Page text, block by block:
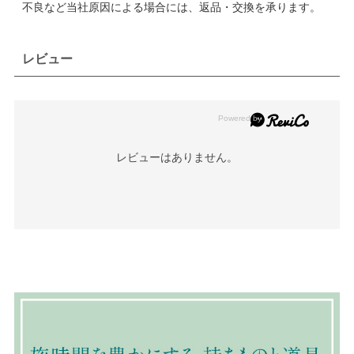
不良など当社原因による場合には、返品・交換を承ります。
レビュー
レビューはありません。